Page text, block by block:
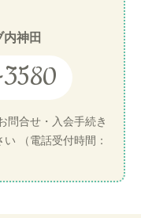
神田
問合せ・入会手続き
（電話受付時間：